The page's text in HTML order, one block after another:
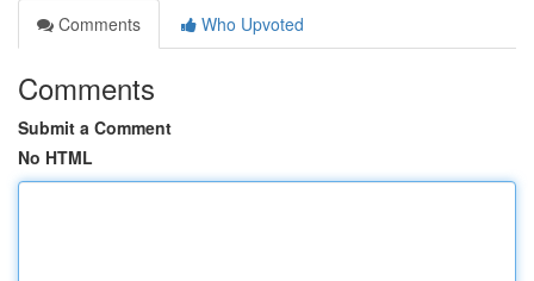
Comments
Who Upvoted
Comments
Submit a Comment
No HTML